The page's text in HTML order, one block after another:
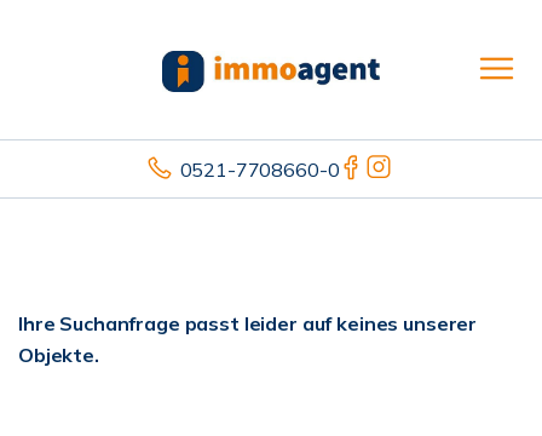
0521-7708660-0
Ihre Suchanfrage passt leider auf keines unserer
Objekte.